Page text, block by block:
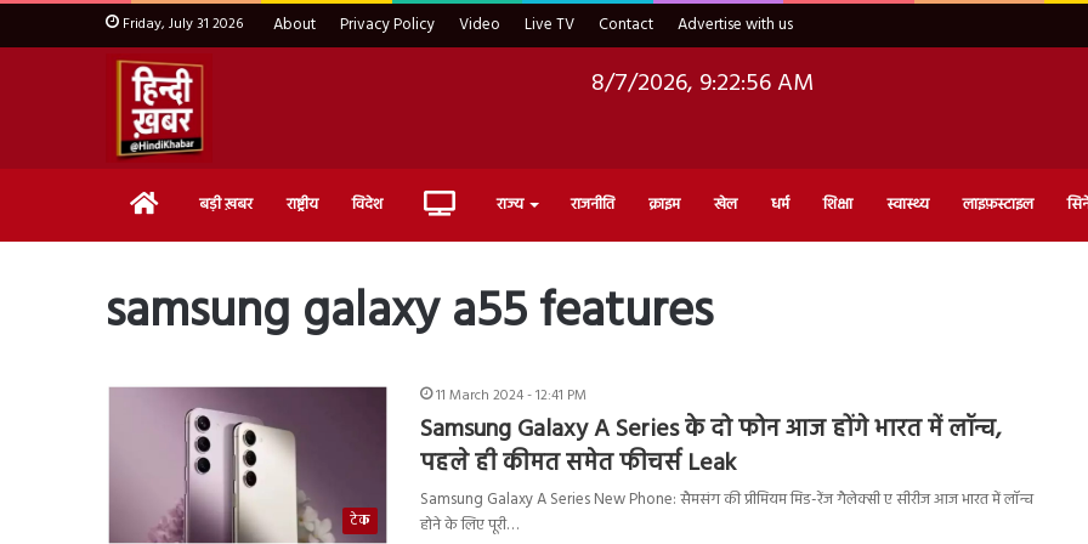
Friday, July 31 2026 About Privacy Policy Video Live TV Contact Advertise with us
8/7/2026, 9:22:57 AM
Home बड़ी ख़बर राष्ट्रीय विदेश Live राज्य राजनीति क्राइम खेल धर्म शिक्षा स्वास्थ्य लाइफ़स्टाइल
samsung galaxy a55 features
टेक
11 March 2024 - 12:41 PM
Samsung Galaxy A Series के दो फोन आज होंगे भारत में लॉन्च,
पहले ही कीमत समेत फीचर्स Leak
Samsung Galaxy A Series New Phone: सैमसंग की प्रीमियम मिड-रेंज गैलेक्सी ए सीरीज आज भारत में लॉन्च
होने के लिए पूरी…